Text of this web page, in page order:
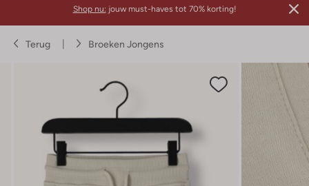
Shop nu: jouw must-haves tot 70% korting!
Terug Broeken Jongens